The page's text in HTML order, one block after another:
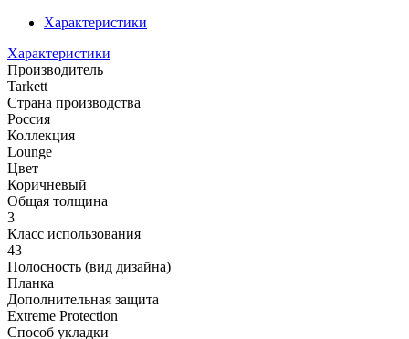
Характеристики
Характеристики
Производитель
Tarkett
Страна производства
Россия
Коллекция
Lounge
Цвет
Коричневый
Общая толщина
3
Класс использования
43
Полосность (вид дизайна)
Планка
Дополнительная защита
Extreme Protection
Способ укладки